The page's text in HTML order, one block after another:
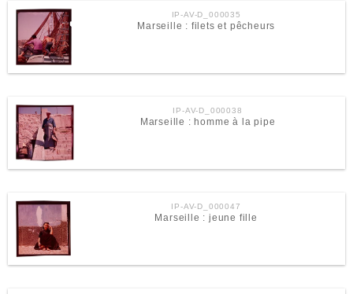
IP-AV-D_000035
Marseille : filets et pêcheurs
IP-AV-D_000038
Marseille : homme à la pipe
IP-AV-D_000047
Marseille : jeune fille